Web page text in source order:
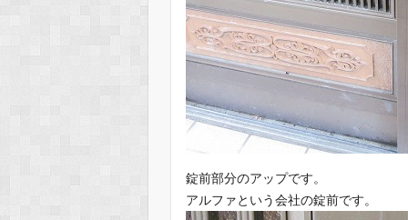
錠前部分のアップです。
アルファという会社の錠前です。